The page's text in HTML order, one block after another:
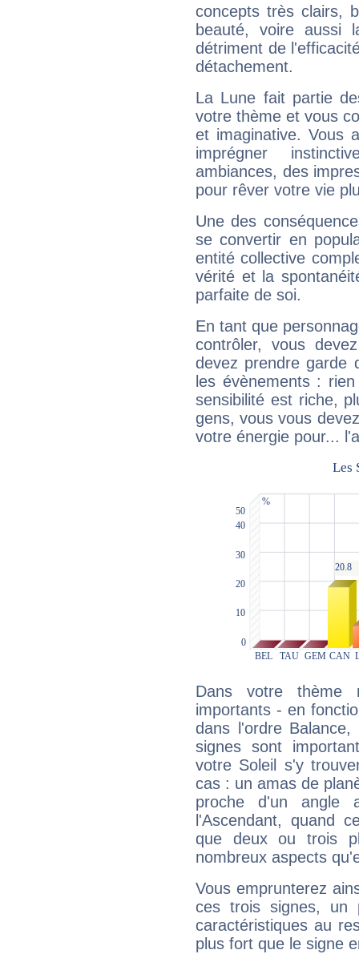
concepts très clairs,
beauté, voire aussi
détriment de
détachement.
La Lune fait partie
votre thème et vous
et imaginative. Vous
imprégner
ambiances, des
pour rêver votre vie
Une des
se convertir en
entité collective
vérité et la
parfaite de soi.
En tant que
contrôler, vous
devez prendre garde
les évènements :
sensibilité est riche,
gens, vous vous
votre énergie pour...
Dans votre thème
importants - en
dans l'ordre
signes sont
votre Soleil s'y
cas : un amas de
proche d'un
l'Ascendant, quand
que deux ou trois
nombreux aspects
Vous emprunterez
ces trois signes, un
caractéristiques au
plus fort que le signe